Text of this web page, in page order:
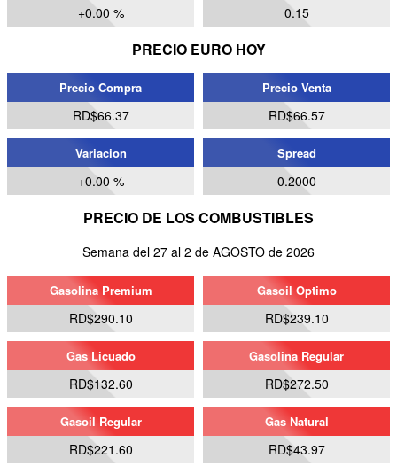
+0.00 % 0.15
PRECIO EURO HOY
Precio Compra
RD$66.37
Precio Venta
RD$66.57
Variacion
+0.00 %
Spread
0.2000
PRECIO DE LOS COMBUSTIBLES
Semana del 27 al 2 de AGOSTO de 2026
Gasolina Premium
RD$290.10
Gasoil Optimo
RD$239.10
Gas Licuado
RD$132.60
Gasolina Regular
RD$272.50
Gasoil Regular
RD$221.60
Gas Natural
RD$43.97